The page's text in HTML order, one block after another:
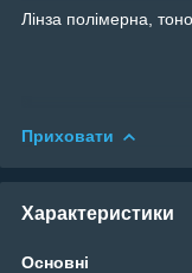
Лінза полімерна,
Приховати
Характеристики
Основні